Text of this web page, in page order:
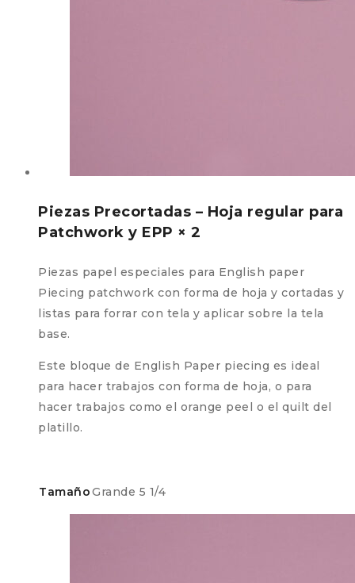
Piezas Precortadas – Hoja regular para
Patchwork y EPP × 2
Piezas papel especiales para English paper
Piecing patchwork con forma de hoja y cortadas y
listas para forrar con tela y aplicar sobre la tela
base.
Este bloque de English Paper piecing es ideal
para hacer trabajos con forma de hoja, o para
hacer trabajos como el orange peel o el quilt del
platillo.
TamañoGrande 5 1/4